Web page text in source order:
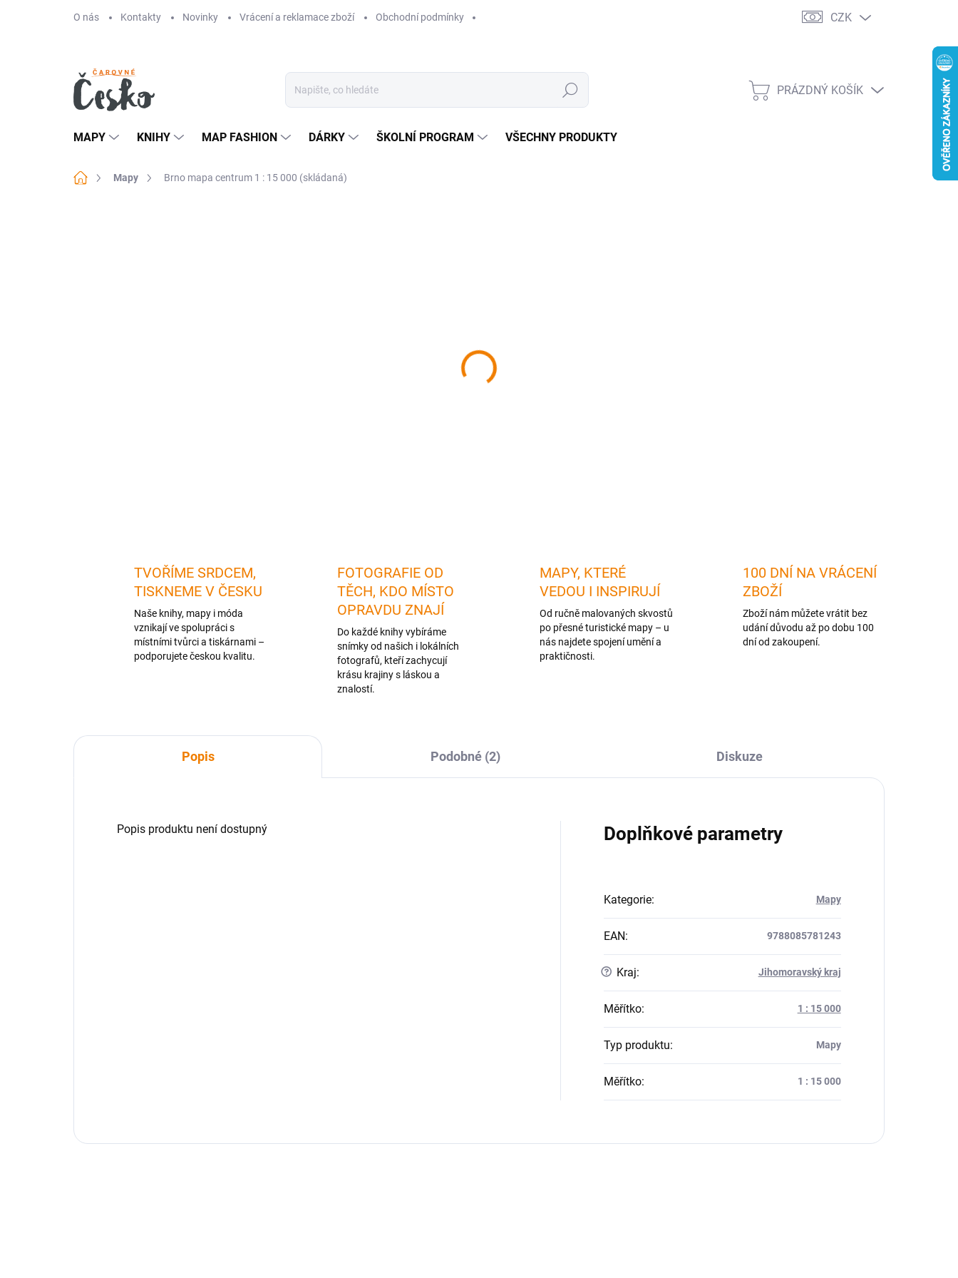
O nás Kontakty Novinky Vrácení a reklamace zboží Obchodní podmínky CZK
Hledat
NÁKUPNÍ
PRÁZDNÝ KOŠÍK
MAPY KNIHY MAP FASHION DÁRKY ŠKOLNÍ PROGRAM VŠECHNY PRODUKTY
Domů Mapy Brno mapa centrum 1 : 15 000 (skládaná)
TVOŘÍME SRDCEM,
TISKNEME V ČESKU
Naše knihy, mapy i móda
vznikají ve spolupráci s
místními tvůrci a tiskárnami –
podporujete českou kvalitu.
FOTOGRAFIE OD
TĚCH, KDO MÍSTO
OPRAVDU ZNAJÍ
Do každé knihy vybíráme
snímky od našich i lokálních
fotografů, kteří zachycují
krásu krajiny s láskou a
znalostí.
MAPY, KTERÉ
VEDOU I INSPIRUJÍ
Od ručně malovaných skvostů
po přesné turistické mapy – u
nás najdete spojení umění a
praktičnosti.
100 DNÍ NA VRÁCENÍ
ZBOŽÍ
Zboží nám můžete vrátit bez
udání důvodu až po dobu 100
dní od zakoupení.
Popis Podobné (2) Diskuze
Popis produktu není dostupný Doplňkové parametry
Kategorie: Mapy
EAN: 9788085781243
? Kraj: Jihomoravský kraj
Měřítko: 1 : 15 000
Typ produktu: Mapy
Měřítko: 1 : 15 000